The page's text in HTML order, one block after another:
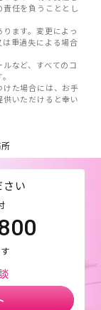
任を負うこととし
ます。変更によっ
重過失による場合
など、すべてのコ
た場合には、お手
いただけると幸い
い